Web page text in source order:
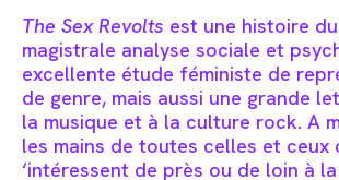
The Sex Revolts est une histoire
magistrale analyse sociale et
excellente étude féministe de
de genre, mais aussi une grande
la musique et à la culture rock. A
les mains de toutes celles et ceux
‘intéressent de près ou de loin à